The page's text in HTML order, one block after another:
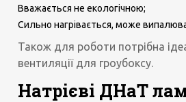
Вважається не екологічною;
Сильно нагрівається, може
Також для роботи потрібна
вентиляції для гроубоксу.
Натрієві ДНаТ